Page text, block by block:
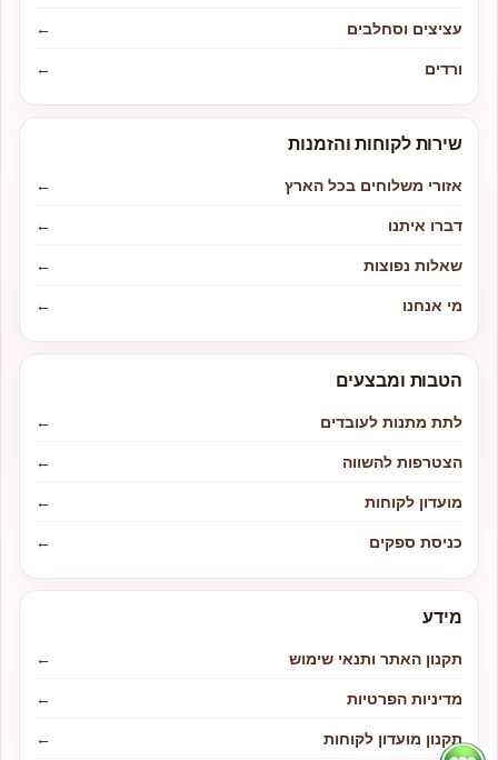
עציצים וסחלבים
←
ורדים
←
שירות לקוחות והזמנות
אזורי משלוחים בכל הארץ
←
דברו איתנו
←
שאלות נפוצות
←
מי אנחנו
←
הטבות ומבצעים
לתת מתנות לעובדים
←
הצטרפות להשווה
←
מועדון לקוחות
←
כניסת ספקים
←
מידע
תקנון האתר ותנאי שימוש
←
מדיניות הפרטיות
←
תקנון מועדון לקוחות
←